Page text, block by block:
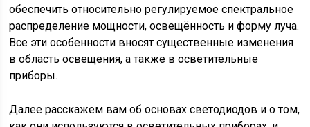
обеспечить относительно регулируемое спектральное
распределение мощности, освещённость и форму луча.
Все эти особенности вносят существенные изменения
в область освещения, а также в осветительные
приборы.
Далее расскажем вам об основах светодиодов и о том,